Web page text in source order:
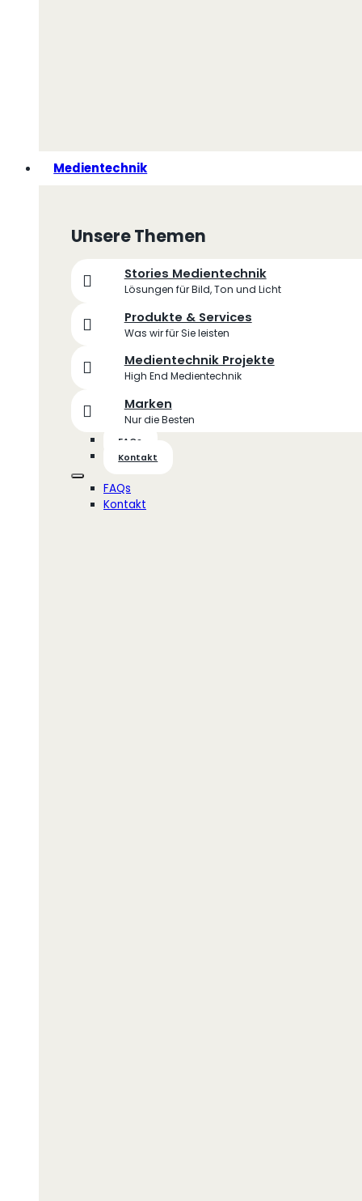
Medientechnik
Unsere Themen
Stories Medientechnik
Lösungen für Bild, Ton und Licht
Produkte & Services
Was wir für Sie leisten
Medientechnik Projekte
High End Medientechnik
Marken
Nur die Besten
FAQs
Kontakt
FAQs
Kontakt